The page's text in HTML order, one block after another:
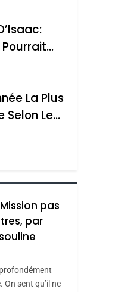
Pourrait
13 Pays
La Plus
Selon Le
ET
:
JE
MA
Thérèse
Jacques
pas
par
sent qu’il ne